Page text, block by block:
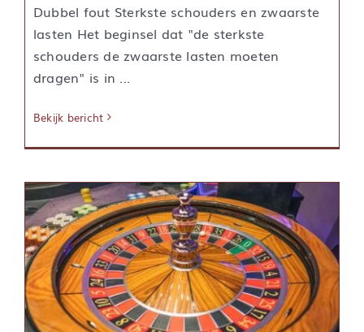
Dubbel fout Sterkste schouders en zwaarste
lasten Het beginsel dat "de sterkste
schouders de zwaarste lasten moeten
dragen" is in ...
Bekijk bericht